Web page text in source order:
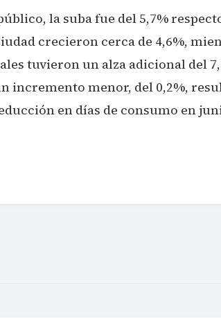
la suba fue del 5,7%
crecieron cerca de 4,6%,
tuvieron un alza adicional del
incremento menor, del 0,2%,
en días de consumo en